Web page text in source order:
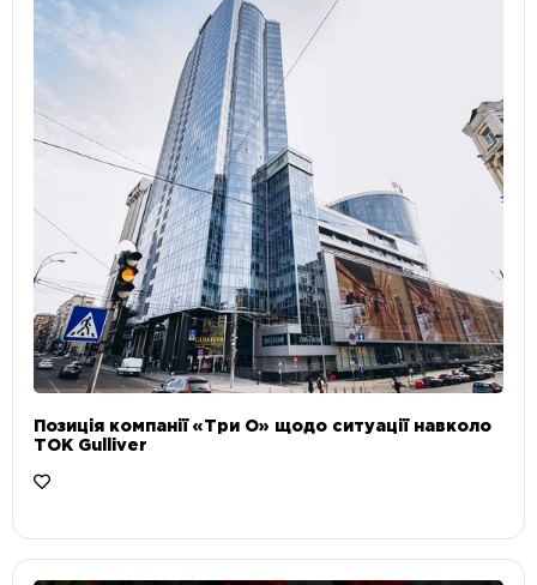
Позиція компанії «Три О» щодо ситуації навколо
ТОК Gulliver